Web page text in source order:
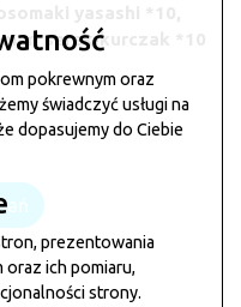
yasashi *10,
serek-kurczak *10
pokrewnym oraz
świadczyć usługi na
dopasujemy do Ciebie
prezentowania
ich pomiaru,
strony.